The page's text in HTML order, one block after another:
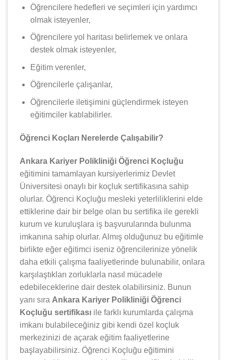
Öğrencilere hedefleri ve seçimleri için yardımcı
olmak isteyenler,
Öğrencilere yol haritası belirlemek ve onlara
destek olmak isteyenler,
Eğitim verenler,
Öğrencilerle çalışanlar,
Öğrencilerle iletişimini güçlendirmek isteyen
eğitimciler katılabilirler.
Öğrenci Koçları Nerelerde Çalışabilir?
Ankara Kariyer Polikliniği Öğrenci Koçluğu
eğitimini tamamlayan kursiyerlerimiz Devlet
Üniversitesi onaylı bir koçluk sertifikasına sahip
olurlar. Öğrenci Koçluğu mesleki yeterliliklerini elde
ettiklerine dair bir belge olan bu sertifika ile gerekli
kurum ve kuruluşlara iş başvurularında bulunma
imkanına sahip olurlar. Almış olduğunuz bu eğitimle
birlikte eğer eğitimci iseniz öğrencilerinize yönelik
daha etkili çalışma faaliyetlerinde bulunabilir, onlara
karşılaştıkları zorluklarla nasıl mücadele
edebileceklerine dair destek olabilirsiniz. Bunun
yanı sıra Ankara Kariyer Polikliniği Öğrenci
Koçluğu sertifikası ile farklı kurumlarda çalışma
imkanı bulabileceğiniz gibi kendi özel koçluk
merkezinizi de açarak eğitim faaliyetlerine
başlayabilirsiniz. Öğrenci Koçluğu eğitimini